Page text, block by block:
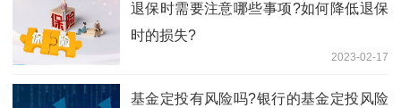
退保时需要注意哪些事项?如何降低退保
时的损失?
2023-02-17
基金定投有风险吗?银行的基金定投风险